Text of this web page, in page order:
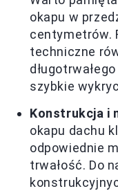
okapu w
centymetrów.
techniczne
szybkie
Konstrukcja i
okapu dachu
odpowiednie
trwałość. Do